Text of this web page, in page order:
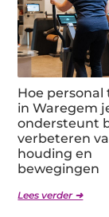
Hoe personal
in Waregem
ondersteunt
verbeteren
houding en
bewegingen
Lees verder ➜